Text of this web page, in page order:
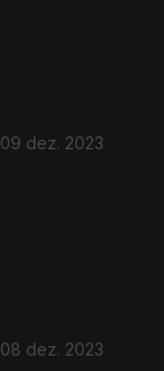
09 dez. 2023
08 dez. 2023